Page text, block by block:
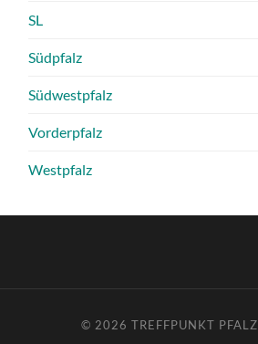
SL
Südpfalz
Südwestpfalz
Vorderpfalz
Westpfalz
© 2026TREFFPUNKT PFALZ